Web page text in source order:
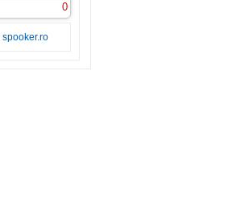
0
spooker.ro